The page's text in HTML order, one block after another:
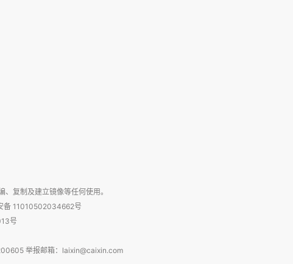
复制及建立镜像等任何使用。
备 11010502034662号
号
举报邮箱：laixin@caixin.com